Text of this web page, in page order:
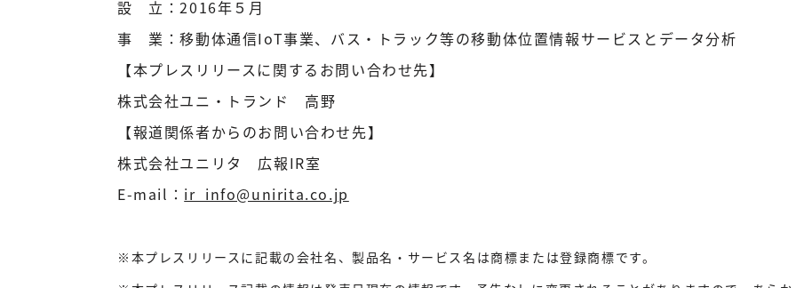
設 立：2016年５月
事 業：移動体通信IoT事業、バス・トラック等の移動体位置情報サービスとデータ分析
【本プレスリリースに関するお問い合わせ先】
株式会社ユニ・トランド 高野
【報道関係者からのお問い合わせ先】
株式会社ユニリタ 広報IR室
E-mail： ir_info@unirita.co.jp
※本プレスリリースに記載の会社名、製品名・サービス名は商標または登録商標です。